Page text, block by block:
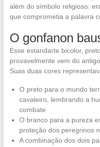
além do símbolo religioso:
que comprometia a palavra
O gonfanon
Esse estandarte bicolor,
provavelmente vem do
Suas duas cores
O preto para o mundo
cavaleiro, lembrando a
combate
O branco para a pureza
proteção dos peregrinos
A combinação dos dois